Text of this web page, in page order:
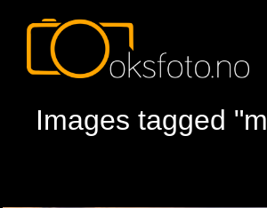
Images tagged